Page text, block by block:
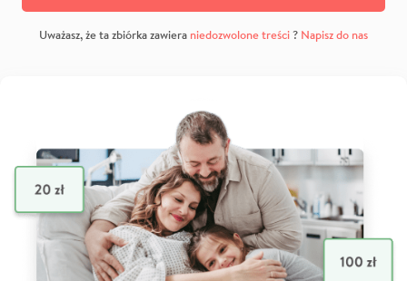
Uważasz, że ta zbiórka zawiera niedozwolone treści? Napisz do nas